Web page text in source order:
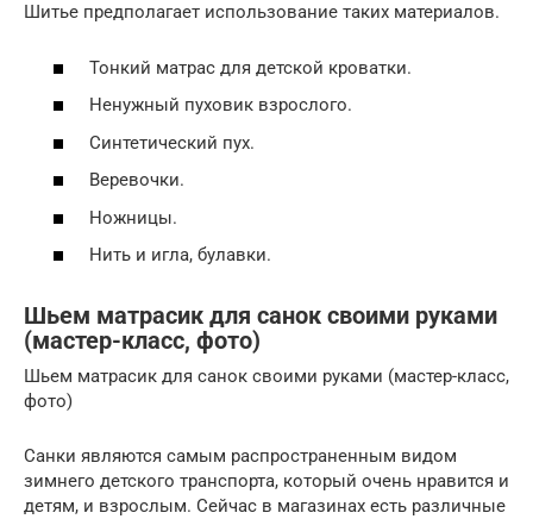
Шитье предполагает использование таких материалов.
Тонкий матрас для детской кроватки.
Ненужный пуховик взрослого.
Синтетический пух.
Веревочки.
Ножницы.
Нить и игла, булавки.
Шьем матрасик для санок своими руками
(мастер-класс, фото)
Шьем матрасик для санок своими руками (мастер-класс,
фото)
Санки являются самым распространенным видом
зимнего детского транспорта, который очень нравится и
детям, и взрослым. Сейчас в магазинах есть различные